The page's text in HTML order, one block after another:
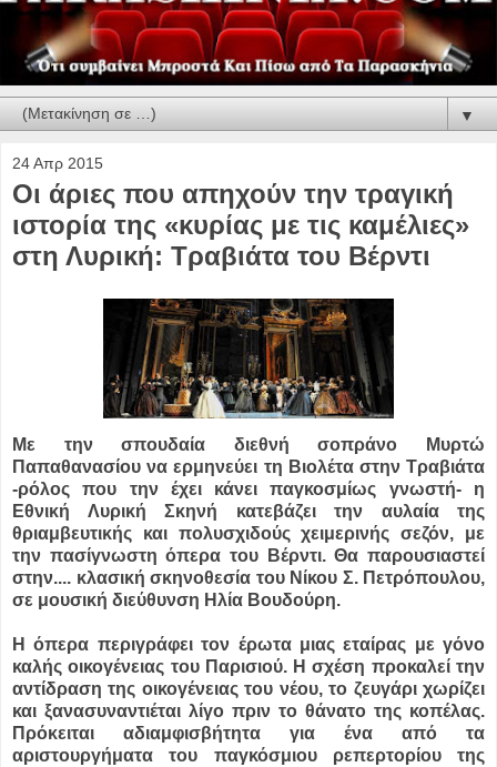
▼
24 Απρ 2015
Οι άριες που απηχούν την τραγική
ιστορία της «κυρίας με τις καμέλιες»
στη Λυρική: Τραβιάτα του Βέρντι
Mε την σπουδαία διεθνή σοπράνο Μυρτώ
Παπαθανασίου να ερμηνεύει τη Βιολέτα στην Τραβιάτα
-ρόλος που την έχει κάνει παγκοσμίως γνωστή- η
Εθνική Λυρική Σκηνή κατεβάζει την αυλαία της
θριαμβευτικής και πολυσχιδούς χειμερινής σεζόν, με
την πασίγνωστη όπερα του Βέρντι. Θα παρουσιαστεί
στην.... κλασική σκηνοθεσία του Νίκου Σ. Πετρόπουλου,
σε μουσική διεύθυνση Ηλία Βουδούρη.
Η όπερα περιγράφει τον έρωτα μιας εταίρας με γόνο
καλής οικογένειας του Παρισιού. Η σχέση προκαλεί την
αντίδραση της οικογένειας του νέου, το ζευγάρι χωρίζει
και ξανασυναντιέται λίγο πριν το θάνατο της κοπέλας.
Πρόκειται αδιαμφισβήτητα για ένα από τα
αριστουργήματα του παγκόσμιου ρεπερτορίου της